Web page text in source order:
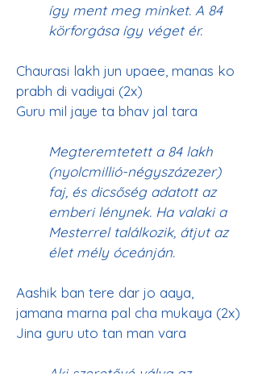
így ment meg minket. A 84
körforgása így véget ér.
Chaurasi lakh jun upaee, manas ko
prabh di vadiyai (2x)
Megteremtetett a 84 lakh
(nyolcmillió-négyszázezer)
faj, és dicsőség adatott az
emberi lénynek. Ha valaki a
Mesterrel találkozik, átjut az
élet mély óceánján.
Aashik ban tere dar jo aaya,
jamana marna pal cha mukaya (2x)
Aki szeretővé válva az